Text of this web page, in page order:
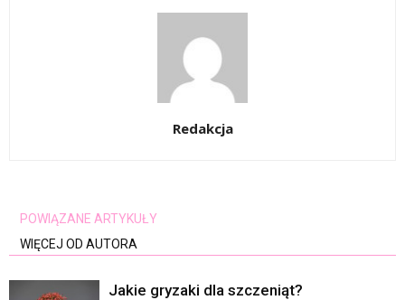
Redakcja
POWIĄZANE ARTYKUŁY
WIĘCEJ OD AUTORA
Jakie gryzaki dla szczeniąt?